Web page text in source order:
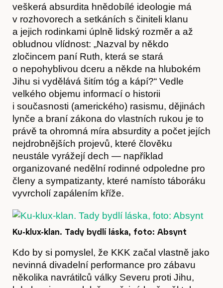
Obchod
veškerá absurdita hnědobílé ideologie má
v rozhovorech a setkáních s činiteli klanu
a jejich rodinkami úplně lidský rozměr a až
obludnou vlídnost: „Nazval by někdo
zločincem paní Ruth, která se stará
o nepohyblivou dceru a někde na hlubokém
Jihu si vydělává šitím tóg a kápí?“ Vedle
velkého objemu informací o historii
i současnosti (amerického) rasismu, dějinách
lynče a braní zákona do vlastních rukou je to
právě ta ohromná míra absurdity a počet jejích
nejdrobnějších projevů, které člověku
neustále vyrážejí dech — například
organizované nedělní rodinné odpoledne pro
členy a sympatizanty, které namísto táboráku
vyvrcholí zapálením kříže.
Ku-klux-klan. Tady bydlí láska, foto: Absynt
Kdo by si pomyslel, že KKK začal vlastně jako
nevinná divadelní performance pro zábavu
několika navrátilců války Severu proti Jihu,